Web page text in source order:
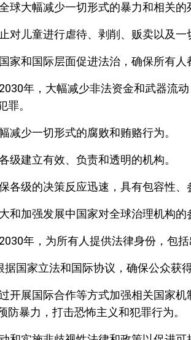
球大幅减少一切形式的暴力和相关的
对儿童进行虐待、剥削、贩卖以及一
家和国际层面促进法治，确保所有人
年，大幅减少非法资金和武器流
罪。
减少一切形式的腐败和贿赂行为。
级建立有效、负责和透明的机构。
各级的决策反应迅速，具有包容性、
和加强发展中国家对全球治理机构的
年，为所有人提供法律身份，包括
据国家立法和国际协议，确保公众获
开展国际合作等方式加强相关国家
防暴力，打击恐怖主义和犯罪行为。